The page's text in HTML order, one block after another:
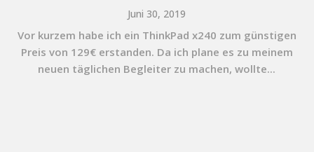
Juni 30, 2019
Vor kurzem habe ich ein ThinkPad x240 zum günstigen
Preis von 129€ erstanden. Da ich plane es zu meinem
neuen täglichen Begleiter zu machen, wollte...